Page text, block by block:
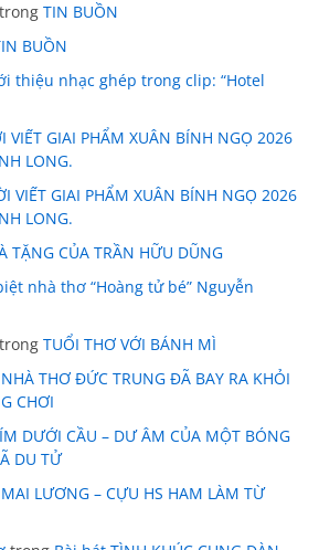
trongTIN BUỒN
BUỒN
thiệu nhạc ghép trong clip: “Hotel
VIẾT GIAI PHẨM XUÂN BÍNH NGỌ 2026
LONG.
VIẾT GIAI PHẨM XUÂN BÍNH NGỌ 2026
LONG.
TẶNG CỦA TRẦN HỮU DŨNG
nhà thơ “Hoàng tử bé” Nguyễn
trongTUỔI THƠ VỚI BÁNH MÌ
NHÀ THƠ ĐỨC TRUNG ĐÃ BAY RA KHỎI
CHƠI
DƯỚI CẦU – DƯ ÂM CỦA MỘT BÓNG
DU TỬ
MAI LƯƠNG – CỰU HS HAM LÀM TỪ